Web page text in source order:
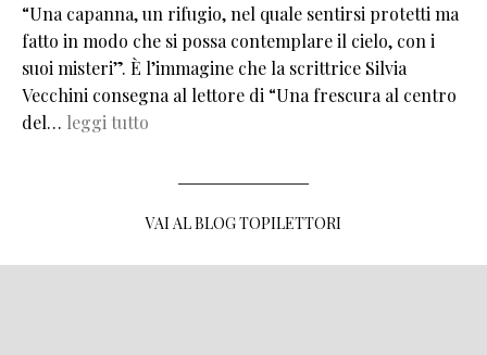
“Una capanna, un rifugio, nel quale sentirsi protetti ma
fatto in modo che si possa contemplare il cielo, con i
suoi misteri”. È l’immagine che la scrittrice Silvia
Vecchini consegna al lettore di “Una frescura al centro
del… leggi tutto
VAI AL BLOG TOPILETTORI